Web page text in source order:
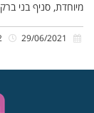
מיוחדת, סניף בני